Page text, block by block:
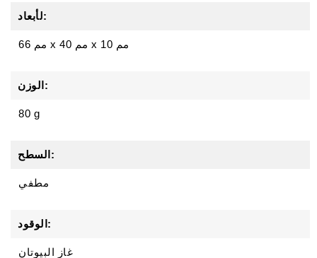
لأبعاد:
66 مم x 40 مم x 10 مم
الوزن:
80 g
السطح:
مطفي
الوقود:
غاز البيوتان